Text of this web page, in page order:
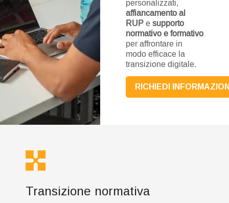
personalizzati,
affiancamento al
RUPesupporto
normativo e formativo
per affrontare in
modo efficace la
transizione digitale.
RICHIEDI
Transizione normativa